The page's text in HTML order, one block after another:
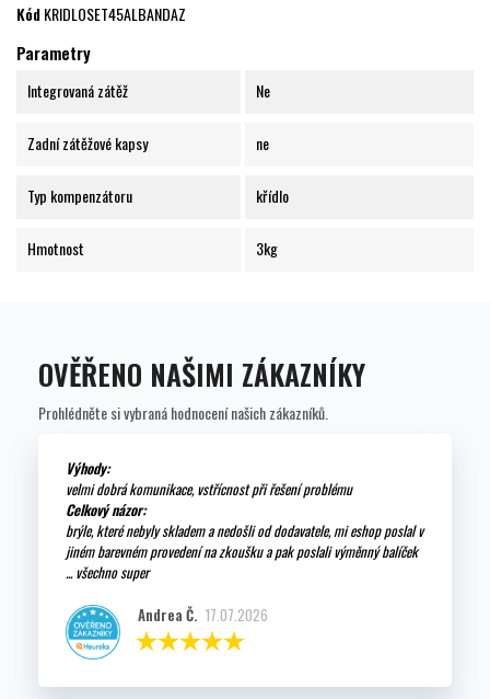
KódKRIDLOSET45ALBANDAZ
Parametry
Integrovaná zátěž Ne
Zadní zátěžové kapsy ne
Typ kompenzátoru křídlo
Hmotnost 3kg
OVĚŘENO NAŠIMI ZÁKAZNÍKY
Prohlédněte si vybraná hodnocení našich zákazníků.
Výhody:
velmi dobrá komunikace, vstřícnost při řešení problému
Celkový názor:
brýle, které nebyly skladem a nedošli od dodavatele, mi eshop poslal v
jiném barevném provedení na zkoušku a pak poslali výměnný balíček
... všechno super
Andrea Č. 17.07.2026